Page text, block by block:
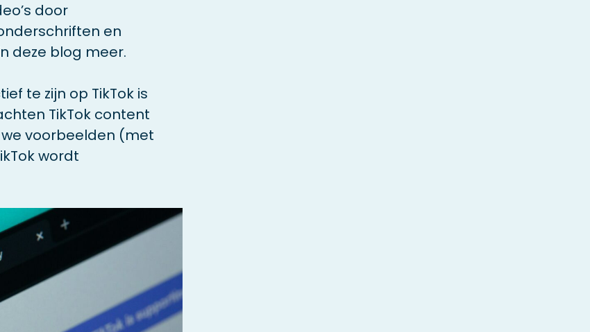
door
en
deze blog meer.
te zijn op TikTok is
TikTok content
we voorbeelden (met
wordt